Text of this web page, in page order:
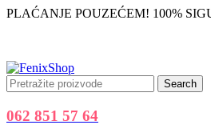
PLAĆANJE POUZEĆEM! 100%
Search
062 851 57 64